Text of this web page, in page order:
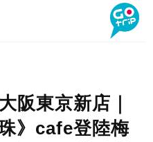
阪東京新店｜
》cafe登陸梅